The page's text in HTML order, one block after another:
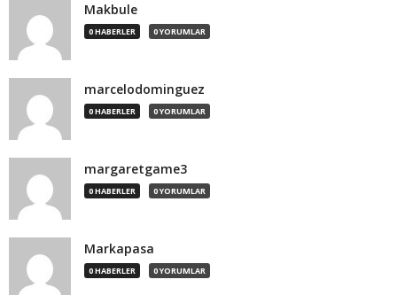
Makbule
0 HABERLER 0 YORUMLAR
marcelodominguez
0 HABERLER 0 YORUMLAR
margaretgame3
0 HABERLER 0 YORUMLAR
Markapasa
0 HABERLER 0 YORUMLAR